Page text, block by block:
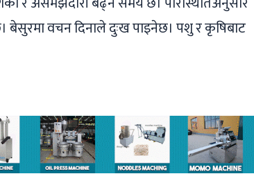
बेसुरमा वचन दिनाले दुःख पाइनेछ। पशु र कृषिबाट